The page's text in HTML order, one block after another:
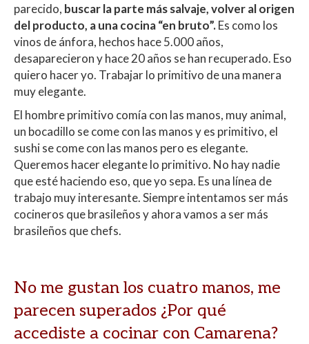
parecido, buscar la parte más salvaje, volver al origen
del producto, a una cocina “en bruto”.Es como los
vinos de ánfora, hechos hace 5.000 años,
desaparecieron y hace 20 años se han recuperado. Eso
quiero hacer yo. Trabajar lo primitivo de una manera
muy elegante.
El hombre primitivo comía con las manos, muy animal,
un bocadillo se come con las manos y es primitivo, el
sushi se come con las manos pero es elegante.
Queremos hacer elegante lo primitivo. No hay nadie
que esté haciendo eso, que yo sepa. Es una línea de
trabajo muy interesante. Siempre intentamos ser más
cocineros que brasileños y ahora vamos a ser más
brasileños que chefs.
No me gustan los cuatro manos, me
parecen superados ¿Por qué
accediste a cocinar con Camarena?